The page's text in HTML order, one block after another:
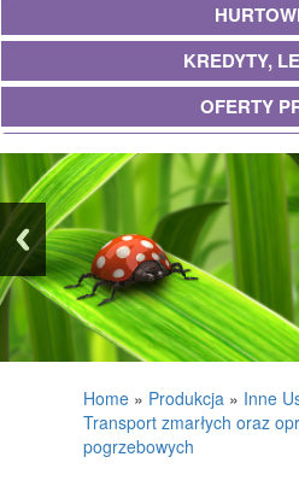
KREDYTY,
OFERTY
BANKI, PRZELEWY,
MATERIAŁY
Home » Produkcja » Inne
Transport zmarłych oraz
pogrzebowych